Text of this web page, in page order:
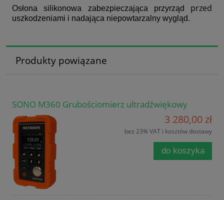
Osłona silikonowa zabezpieczająca przyrząd przed
uszkodzeniami i nadająca niepowtarzalny wygląd.
Produkty powiązane
SONO M360 Grubościomierz ultradźwiękowy
3 280,00 zł
bez 23% VAT i kosztów dostawy
do koszyka